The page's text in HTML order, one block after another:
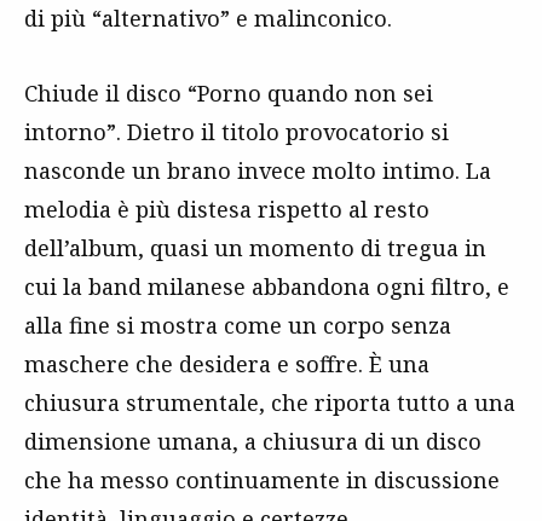
di più “alternativo” e malinconico.
Chiude il disco “Porno quando non sei
intorno”. Dietro il titolo provocatorio si
nasconde un brano invece molto intimo. La
melodia è più distesa rispetto al resto
dell’album, quasi un momento di tregua in
cui la band milanese abbandona ogni filtro, e
alla fine si mostra come un corpo senza
maschere che desidera e soffre. È una
chiusura strumentale, che riporta tutto a una
dimensione umana, a chiusura di un disco
che ha messo continuamente in discussione